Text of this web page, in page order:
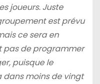
joueurs. Juste
est prévu
ce sera en
pas de programmer
puisque le
moins de vingt